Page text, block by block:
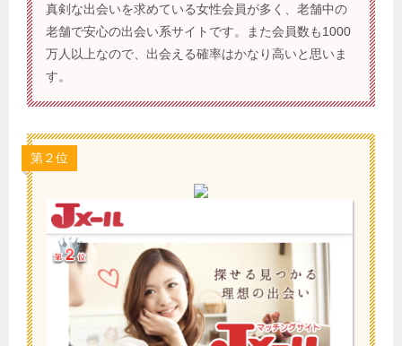
真剣な出会いを求めている女性会員が多く、老舗中の
老舗で安心の出会い系サイトです。また会員数も1000
万人以上なので、出会える確率はかなり高いと思いま
す。
第２位